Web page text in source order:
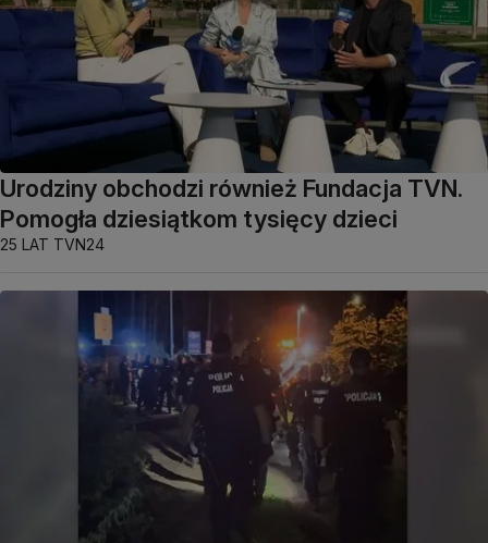
Urodziny obchodzi również Fundacja TVN.
Pomogła dziesiątkom tysięcy dzieci
25 LAT TVN24